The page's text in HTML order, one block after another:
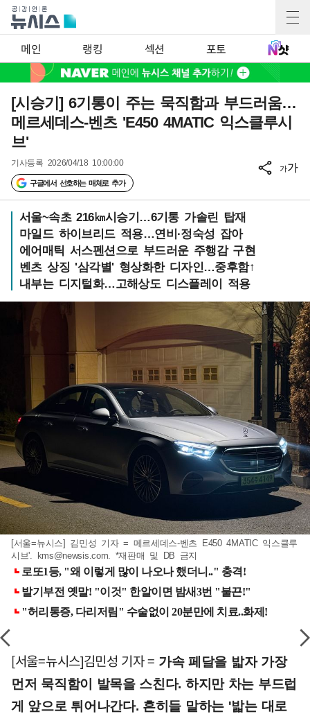
메인 랭킹 섹션 포토
[시승기] 6기통이 주는 묵직함과 부드러움…
메르세데스-벤츠 'E450 4MATIC 익스클루시
브'
기사등록 2026/04/18 10:00:00
구글에서 선호하는 매체로 추가
가가
서울~속초 216㎞시승기…6기통 가솔린 탑재
마일드 하이브리드 적용…연비·정숙성 잡아
에어매틱 서스펜션으로 부드러운 주행감 구현
벤츠 상징 '삼각별' 형상화한 디자인…중후함↑
내부는 디지털화…고해상도 디스플레이 적용
[서울=뉴시스] 김민성 기자 = 메르세데스-벤츠 E450 4MATIC 익스클루
시브'.
kms@newsis.com. *재판매 및 DB 금지
[서울=뉴시스]김민성 기자 = 가속 페달을 밟자 가장
먼저 묵직함이 발목을 스친다. 하지만 차는 부드럽
게 앞으로 튀어나간다. 흔히들 말하는 '밟는 대로